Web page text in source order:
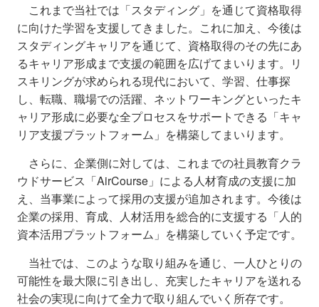
これまで当社では「スタディング」を通じて資格取得
に向けた学習を支援してきました。これに加え、今後は
スタディングキャリアを通じて、資格取得のその先にあ
るキャリア形成まで支援の範囲を広げてまいります。リ
スキリングが求められる現代において、学習、仕事探
し、転職、職場での活躍、ネットワーキングといったキ
ャリア形成に必要な全プロセスをサポートできる「キャ
リア支援プラットフォーム」を構築してまいります。
さらに、企業側に対しては、これまでの社員教育クラ
ウドサービス「AirCourse」による人材育成の支援に加
え、当事業によって採用の支援が追加されます。今後は
企業の採用、育成、人材活用を総合的に支援する「人的
資本活用プラットフォーム」を構築していく予定です。
当社では、このような取り組みを通じ、一人ひとりの
可能性を最大限に引き出し、充実したキャリアを送れる
社会の実現に向けて全力で取り組んでいく所存です。